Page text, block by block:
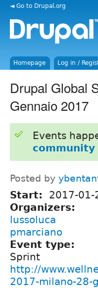
◄ Go to Drupal.org
Homepage Log in /
Drupal Global
Gennaio 2017
Events
community
Posted by
Start: 2017-01-
Organizers:
lussoluca
pmarciano
Event type:
Sprint
http://
2017-milano-28-